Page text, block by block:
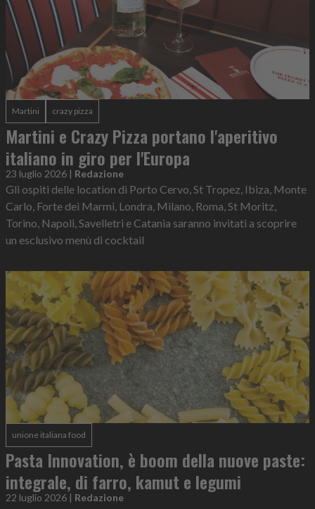
Martini crazy pizza
Martini e Crazy Pizza portano l'aperitivo
italiano in giro per l'Europa
23 luglio 2026 | Redazione
Gli ospiti delle location di Porto Cervo, St Tropez, Ibiza, Monte
Carlo, Forte dei Marmi, Londra, Milano, Roma, St Moritz,
Torino, Napoli, Savelletri e Catania saranno invitati a scoprire
un esclusivo menù di cocktail
unione italiana food
Pasta Innovation, è boom della nuove paste:
integrale, di farro, kamut e legumi
22 luglio 2026 | Redazione